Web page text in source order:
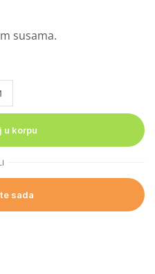
susama.
u korpu
sada